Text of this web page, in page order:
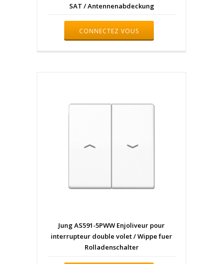
SAT / Antennenabdeckung
CONNECTEZ VOUS
Jung AS591-5PWW Enjoliveur pour
interrupteur double volet / Wippe fuer
Rolladenschalter